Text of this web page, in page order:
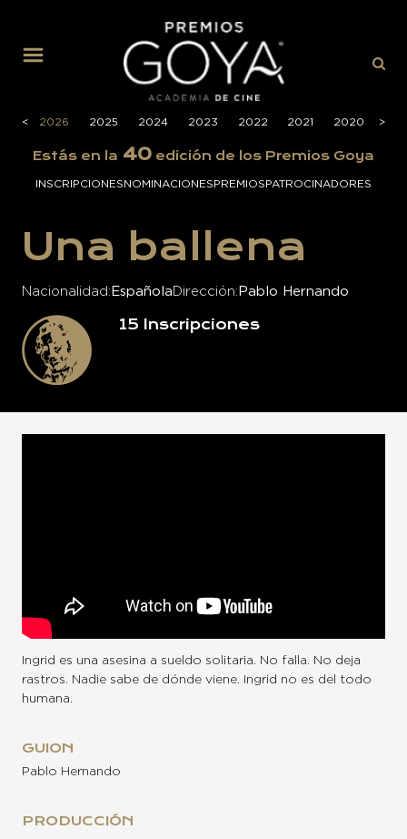
< 2026 2025 2024 2023 2022 2021 2020 >
Estás en la 40 edición de los Premios Goya
INSCRIPCIONESNOMINACIONESPREMIOSPATROCINADORES
Una ballena
Nacionalidad Española Dirección Pablo Hernando
15 Inscripciones
Ingrid es una asesina a sueldo solitaria. No falla. No deja
rastros. Nadie sabe de dónde viene. Ingrid no es del todo
humana.
GUION
Pablo Hernando
PRODUCCIÓN